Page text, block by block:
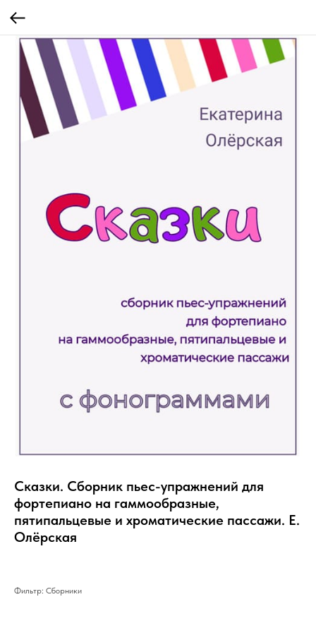
Сказки. Сборник пьес-упражнений для
фортепиано на гаммообразные,
пятипальцевые и хроматические пассажи. Е.
Олёрская
Фильтр: Сборники